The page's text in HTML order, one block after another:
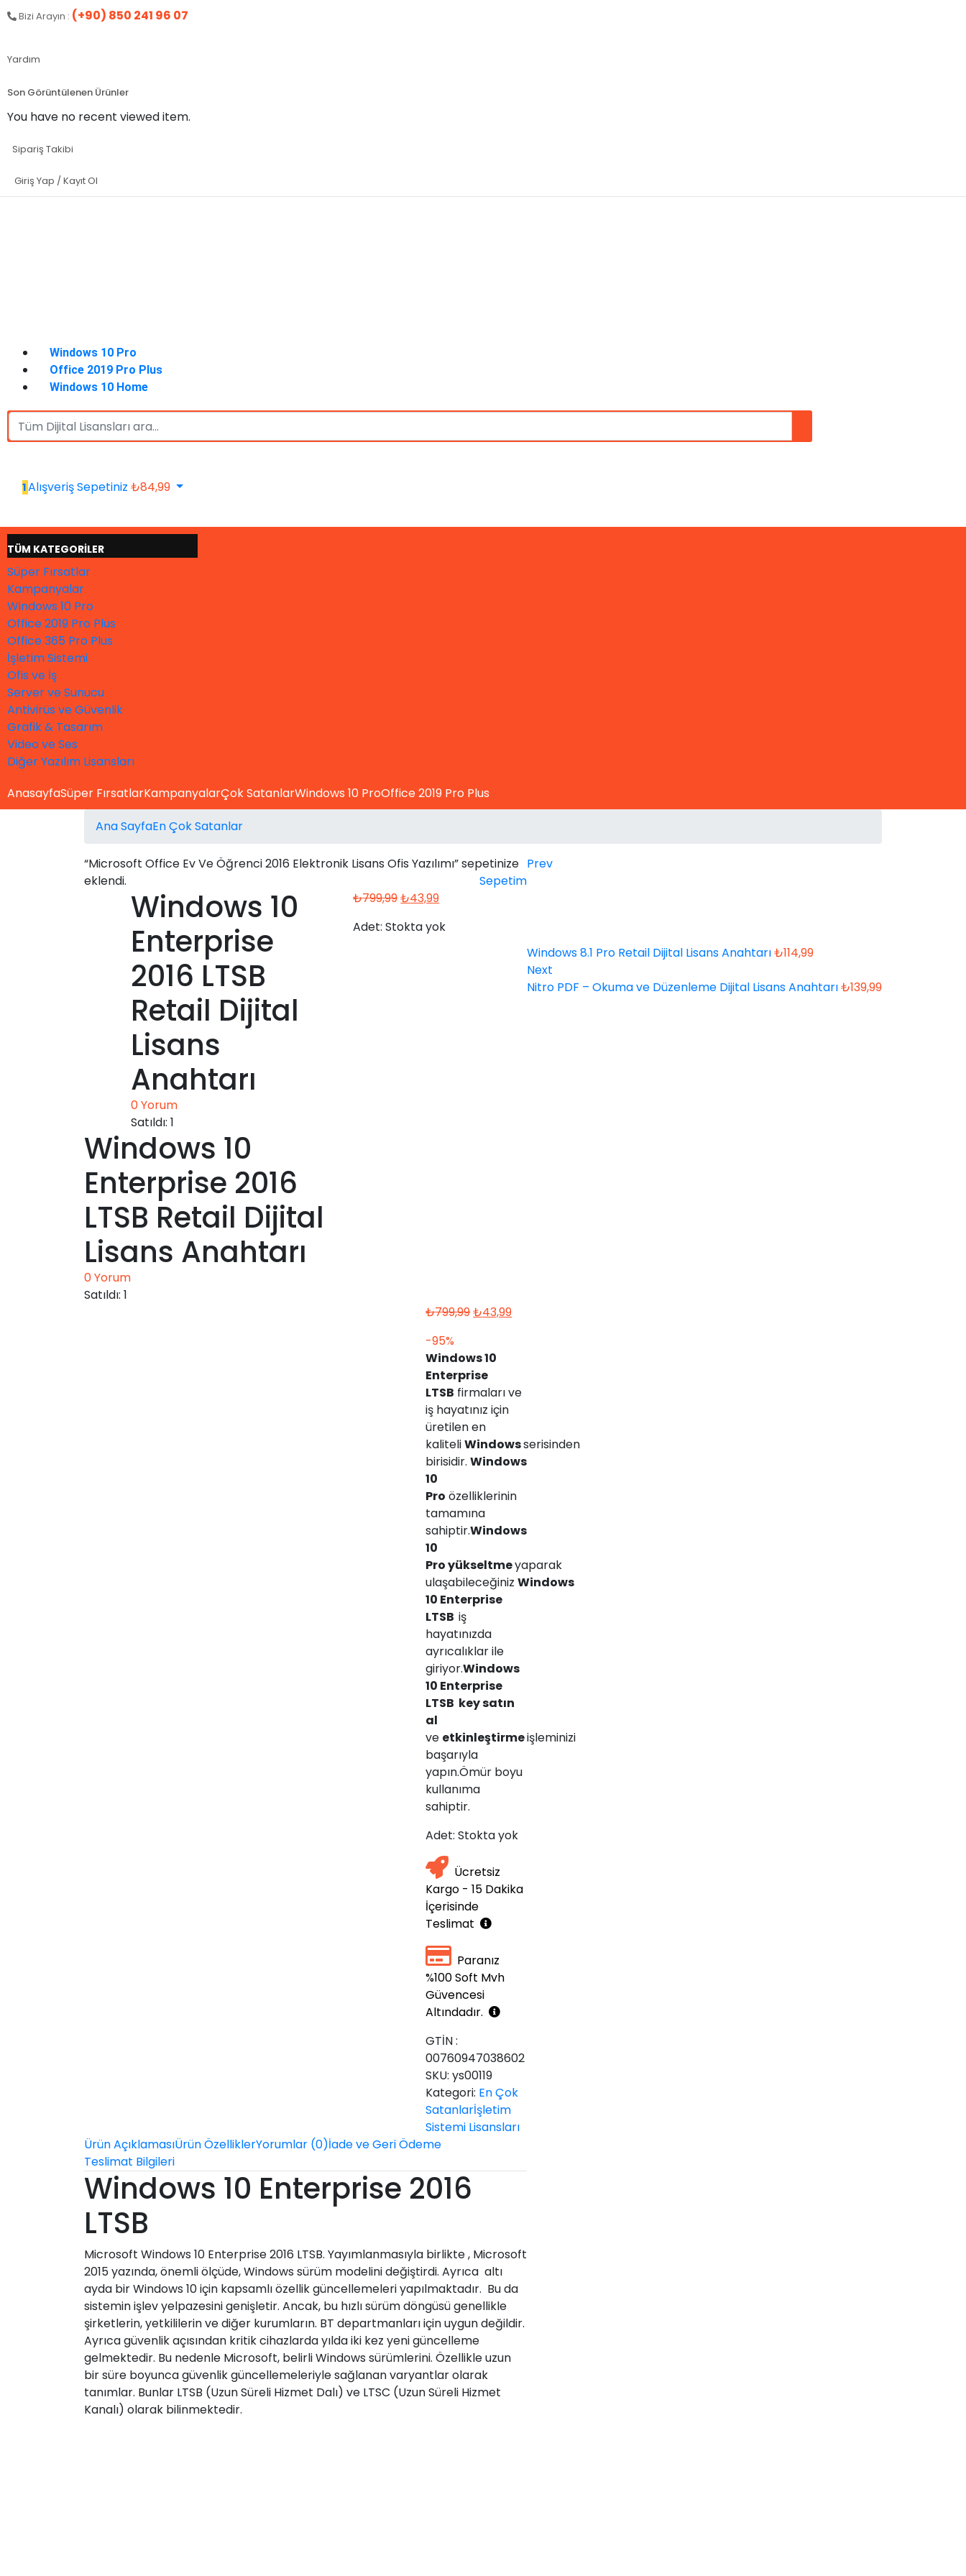
Bizi Arayın : (+90) 850 241 96 07
Yardım
Son Görüntülenen Ürünler
You have no recent viewed item.
Sipariş Takibi
Giriş Yap / Kayıt Ol
Windows 10 Pro
Office 2019 Pro Plus
Windows 10 Home
1Alışveriş Sepetiniz ₺84,99
TÜM KATEGORİLER
Süper Fırsatlar
Kampanyalar
Windows 10 Pro
Office 2019 Pro Plus
Office 365 Pro Plus
İşletim Sistemi
Ofis ve İş
Server ve Sunucu
Antivirüs ve Güvenlik
Grafik & Tasarım
Video ve Ses
Diğer Yazılım Lisansları
AnasayfaSüper FırsatlarKampanyalarÇok SatanlarWindows 10 ProOffice 2019 Pro Plus
Ana SayfaEn Çok Satanlar
Prev
Windows 8.1 Pro Retail Dijital Lisans Anahtarı₺114,99
Next
Nitro PDF – Okuma ve Düzenleme Dijital Lisans Anahtarı₺139,99
“Microsoft Office Ev Ve Öğrenci 2016 Elektronik Lisans Ofis Yazılımı” sepetinize
eklendi.
Sepetim
Windows 10
Enterprise
2016 LTSB
Retail Dijital
Lisans
Anahtarı
0Yorum
Satıldı: 1
₺799,99Orijinal
₺799,99.
₺43,99Şu
fiyat:
Adet:Stokta yok
Windows 10
Enterprise 2016
LTSB Retail Dijital
Lisans Anahtarı
0Yorum
Satıldı: 1
₺799,99Orijinal
₺43,99Şu
-95%
Windows 10
Enterprise
LTSB firmaları ve
iş hayatınız için
üretilen en
kaliteliWindowsserisinden
birisidir.Windows
10
Pro özelliklerinin
tamamına
sahiptir.Windows
10
Proyükseltmeyaparak
ulaşabileceğinizWindows
10 Enterprise
LTSBiş
hayatınızda
ayrıcalıklar ile
giriyor.Windows
10 Enterprise
LTSB key satın
al
ve etkinleştirmeişleminizi
başarıyla
yapın.Ömür boyu
kullanıma
sahiptir.
Adet:Stokta yok
Ücretsiz
Kargo - 15 Dakika
İçerisinde
Teslimat
Paranız
%100 Soft Mvh
Güvencesi
Altındadır.
GTİN :
00760947038602
SKU:ys00119
Kategori: En Çok
Satanlarİşletim
Sistemi Lisansları
Ürün AçıklamasıÜrün ÖzelliklerYorumlar (0)İade ve Geri Ödeme
Teslimat Bilgileri
Windows 10 Enterprise 2016
LTSB
Microsoft Windows 10 Enterprise 2016 LTSB. Yayımlanmasıyla birlikte , Microsoft
2015 yazında, önemli ölçüde, Windows sürüm modelini değiştirdi. Ayrıca altı
ayda bir Windows 10 için kapsamlı özellik güncellemeleri yapılmaktadır. Bu da
sistemin işlev yelpazesini genişletir. Ancak, bu hızlı sürüm döngüsü genellikle
şirketlerin, yetkililerin ve diğer kurumların. BT departmanları için uygun değildir.
Ayrıca güvenlik açısından kritik cihazlarda yılda iki kez yeni güncelleme
gelmektedir. Bu nedenle Microsoft, belirli Windows sürümlerini. Özellikle uzun
bir süre boyunca güvenlik güncellemeleriyle sağlanan varyantlar olarak
tanımlar. Bunlar LTSB (Uzun Süreli Hizmet Dalı) ve LTSC (Uzun Süreli Hizmet
Kanalı) olarak bilinmektedir.